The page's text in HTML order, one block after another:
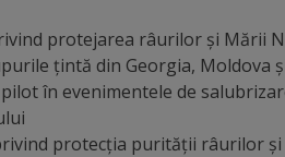
protejarea râurilor și Mării
țintă din Georgia, Moldova
în evenimentele de
protecția purității râurilor